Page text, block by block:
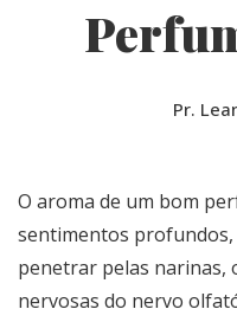
Pr.
O aroma de um bom
sentimentos profundos,
penetrar pelas narinas,
nervosas do nervo